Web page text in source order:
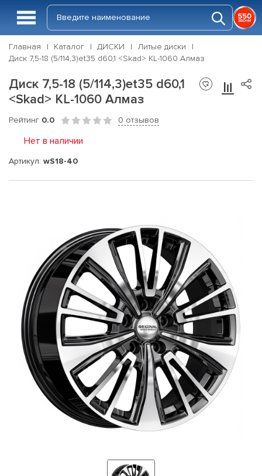
Главная Каталог ДИСКИ
Литые диски
Диск 7,5-18 (5/114,3)et35 d60,1 <Skad> KL-1060 Алмаз
Диск 7,5-18 (5/114,3)et35 d60,1
<Skad> KL-1060 Алмаз
Рейтинг 0.0 0 отзывов
Нет в наличии
Артикул: wS18-40